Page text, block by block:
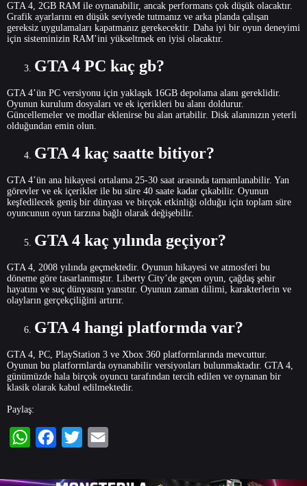
GTA 4, 2GB RAM ile oynanabilir, ancak performans çok düşük olacaktır.
Grafik ayarlarını en düşük seviyede tutmanız ve arka planda çalışan
gereksiz uygulamaları kapatmanız gerekecektir. Daha iyi bir oyun deneyimi
için sisteminizin RAM’ini yükseltmek en iyisi olacaktır.
GTA 4 PC kaç gb?
GTA 4’ün PC versiyonu için yaklaşık 16GB depolama alanı gereklidir.
Oyunun kurulum dosyaları ve ek içerikleri bu alanı doldurur.
Güncellemeler ve modlar eklenirse bu alan artabilir. Disk alanınızın yeterli
olduğundan emin olun.
GTA 4 kaç saatte bitiyor?
GTA 4’ün ana hikayesi ortalama 25-30 saat arasında tamamlanabilir. Yan
görevler ve ek içerikler ile bu süre 40 saate kadar çıkabilir. Oyunun
keşfedilecek geniş bir dünyası ve birçok etkinliği olduğu için toplam süre
oyuncunun oyun tarzına bağlı olarak değişebilir.
GTA 4 kaç yılında geçiyor?
GTA 4, 2008 yılında geçmektedir. Oyunun hikayesi ve atmosferi bu
döneme göre tasarlanmıştır. Liberty City’de geçen oyun, çağdaş şehir
hayatını ve suç dünyasını yansıtır. Oyunun zaman dilimi, karakterlerin ve
olayların gerçekçiliğini artırır.
GTA 4 hangi platformda var?
GTA 4, PC, PlayStation 3 ve Xbox 360 platformlarında mevcuttur.
Oyunun bu platformlarda oynanabilir versiyonları bulunmaktadır. GTA 4,
günümüzde hala birçok oyuncu tarafından tercih edilen ve oynanan bir
klasik olarak kabul edilmektedir.
Paylaş: